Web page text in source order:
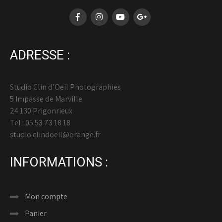
ADRESSE :
Studio Clin d’Oeil Photographies
5 Impasse de Marville
24 130 Prigonrieux
Tel : 05 53 73 18 18
studio.clindoeil@orange.fr
INFORMATIONS :
Mon compte
Panier